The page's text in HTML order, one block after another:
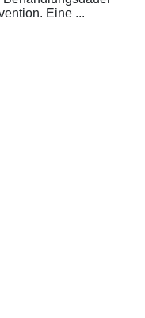
Eine ...